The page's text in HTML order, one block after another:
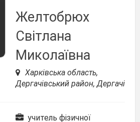
Желтобрюх
Світлана
Миколаївна
Харківська область,
Дергачівський район, Дергачі
учитель фізичної